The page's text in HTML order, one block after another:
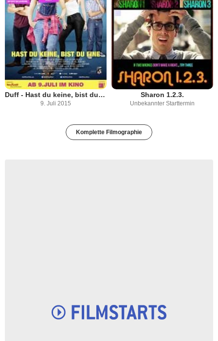
Duff - Hast du keine, bist du eine
9. Juli 2015
Sharon 1.2.3.
Unbekannter Starttermin
Komplette Filmographie